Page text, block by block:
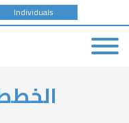
Individuals